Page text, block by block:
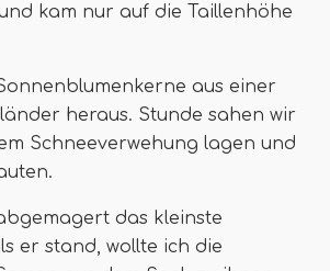
kam nur auf die Taillenhöhe
aus einer
heraus. Stunde sahen wir
Schneeverwehung lagen und
das kleinste
er stand, wollte ich die